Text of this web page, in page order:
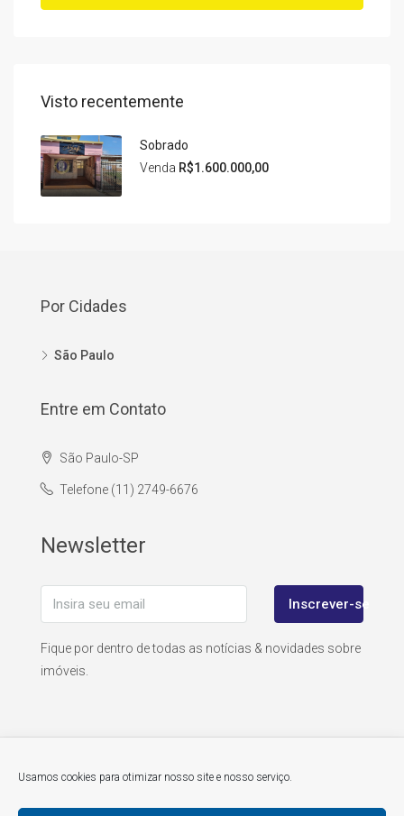
Usamos cookies para otimizar nosso site e nosso serviço.
Visto recentemente
Sobrado
Venda R$1.600.000,00
Por Cidades
São Paulo
Entre em Contato
São Paulo-SP
Telefone (11) 2749-6676
Newsletter
Inscrever-se
Fique por dentro de todas as notícias & novidades sobre
imóveis.